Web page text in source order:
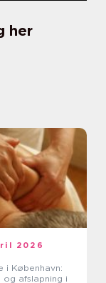
her
2026
i København:
afslapning i